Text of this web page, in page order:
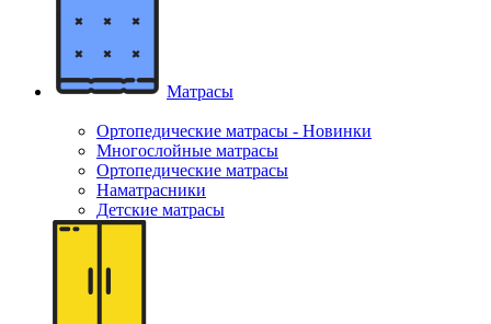
Матрасы
Ортопедические матрасы - Новинки
Многослойные матрасы
Ортопедические матрасы
Наматрасники
Детские матрасы